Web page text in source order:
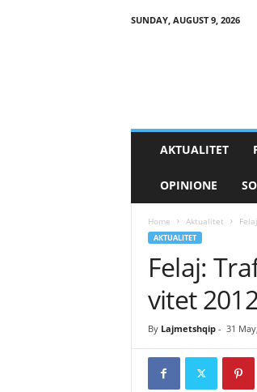
SUNDAY, AUGUST 9, 2026
AKTUALITET
OPINIONE
Home Aktualitet
AKTUALITET
Felaj:
vitet
By Lajmetshqip- 31